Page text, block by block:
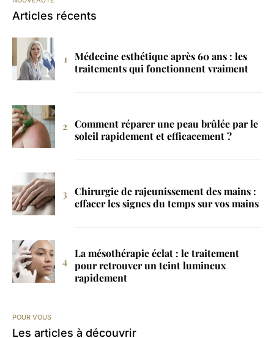
Articles récents
Médecine esthétique après 60 ans : les
traitements qui fonctionnent vraiment
Comment réparer une peau brûlée par le
soleil rapidement et efficacement ?
Chirurgie de rajeunissement des mains :
effacer les signes du temps sur vos mains
La mésothérapie éclat : le traitement
pour retrouver un teint lumineux
rapidement
POUR VOUS
Les articles à découvrir